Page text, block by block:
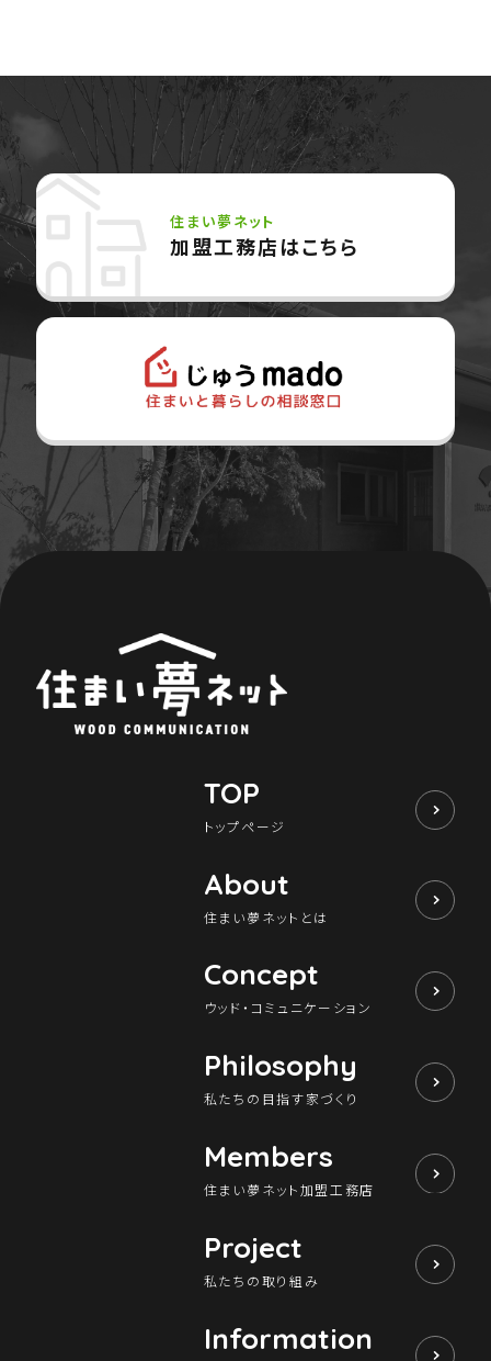
住まい夢ネット
加盟工務店はこちら
TOP
トップページ
About
住まい夢ネットとは
Concept
ウッド・コミュニケーション
Philosophy
私たちの目指す家づくり
Members
住まい夢ネット加盟工務店
Project
私たちの取り組み
Information